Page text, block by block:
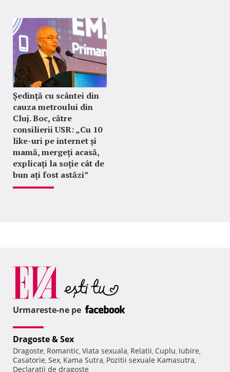
Ședință cu scântei din
cauza metroului din
Cluj. Boc, către
consilierii USR: „Cu 10
like-uri pe internet și
mamă, mergeți acasă,
explicați la soție cât de
bun ați fost astăzi”
Urmareste-ne pe
Dragoste & Sex
Dragoste, Romantic, Viata sexuala, Relatii, Cuplu, Iubire,
Casatorie, Sex, Kama Sutra, Pozitii sexuale Kamasutra,
Declaratii de dragoste